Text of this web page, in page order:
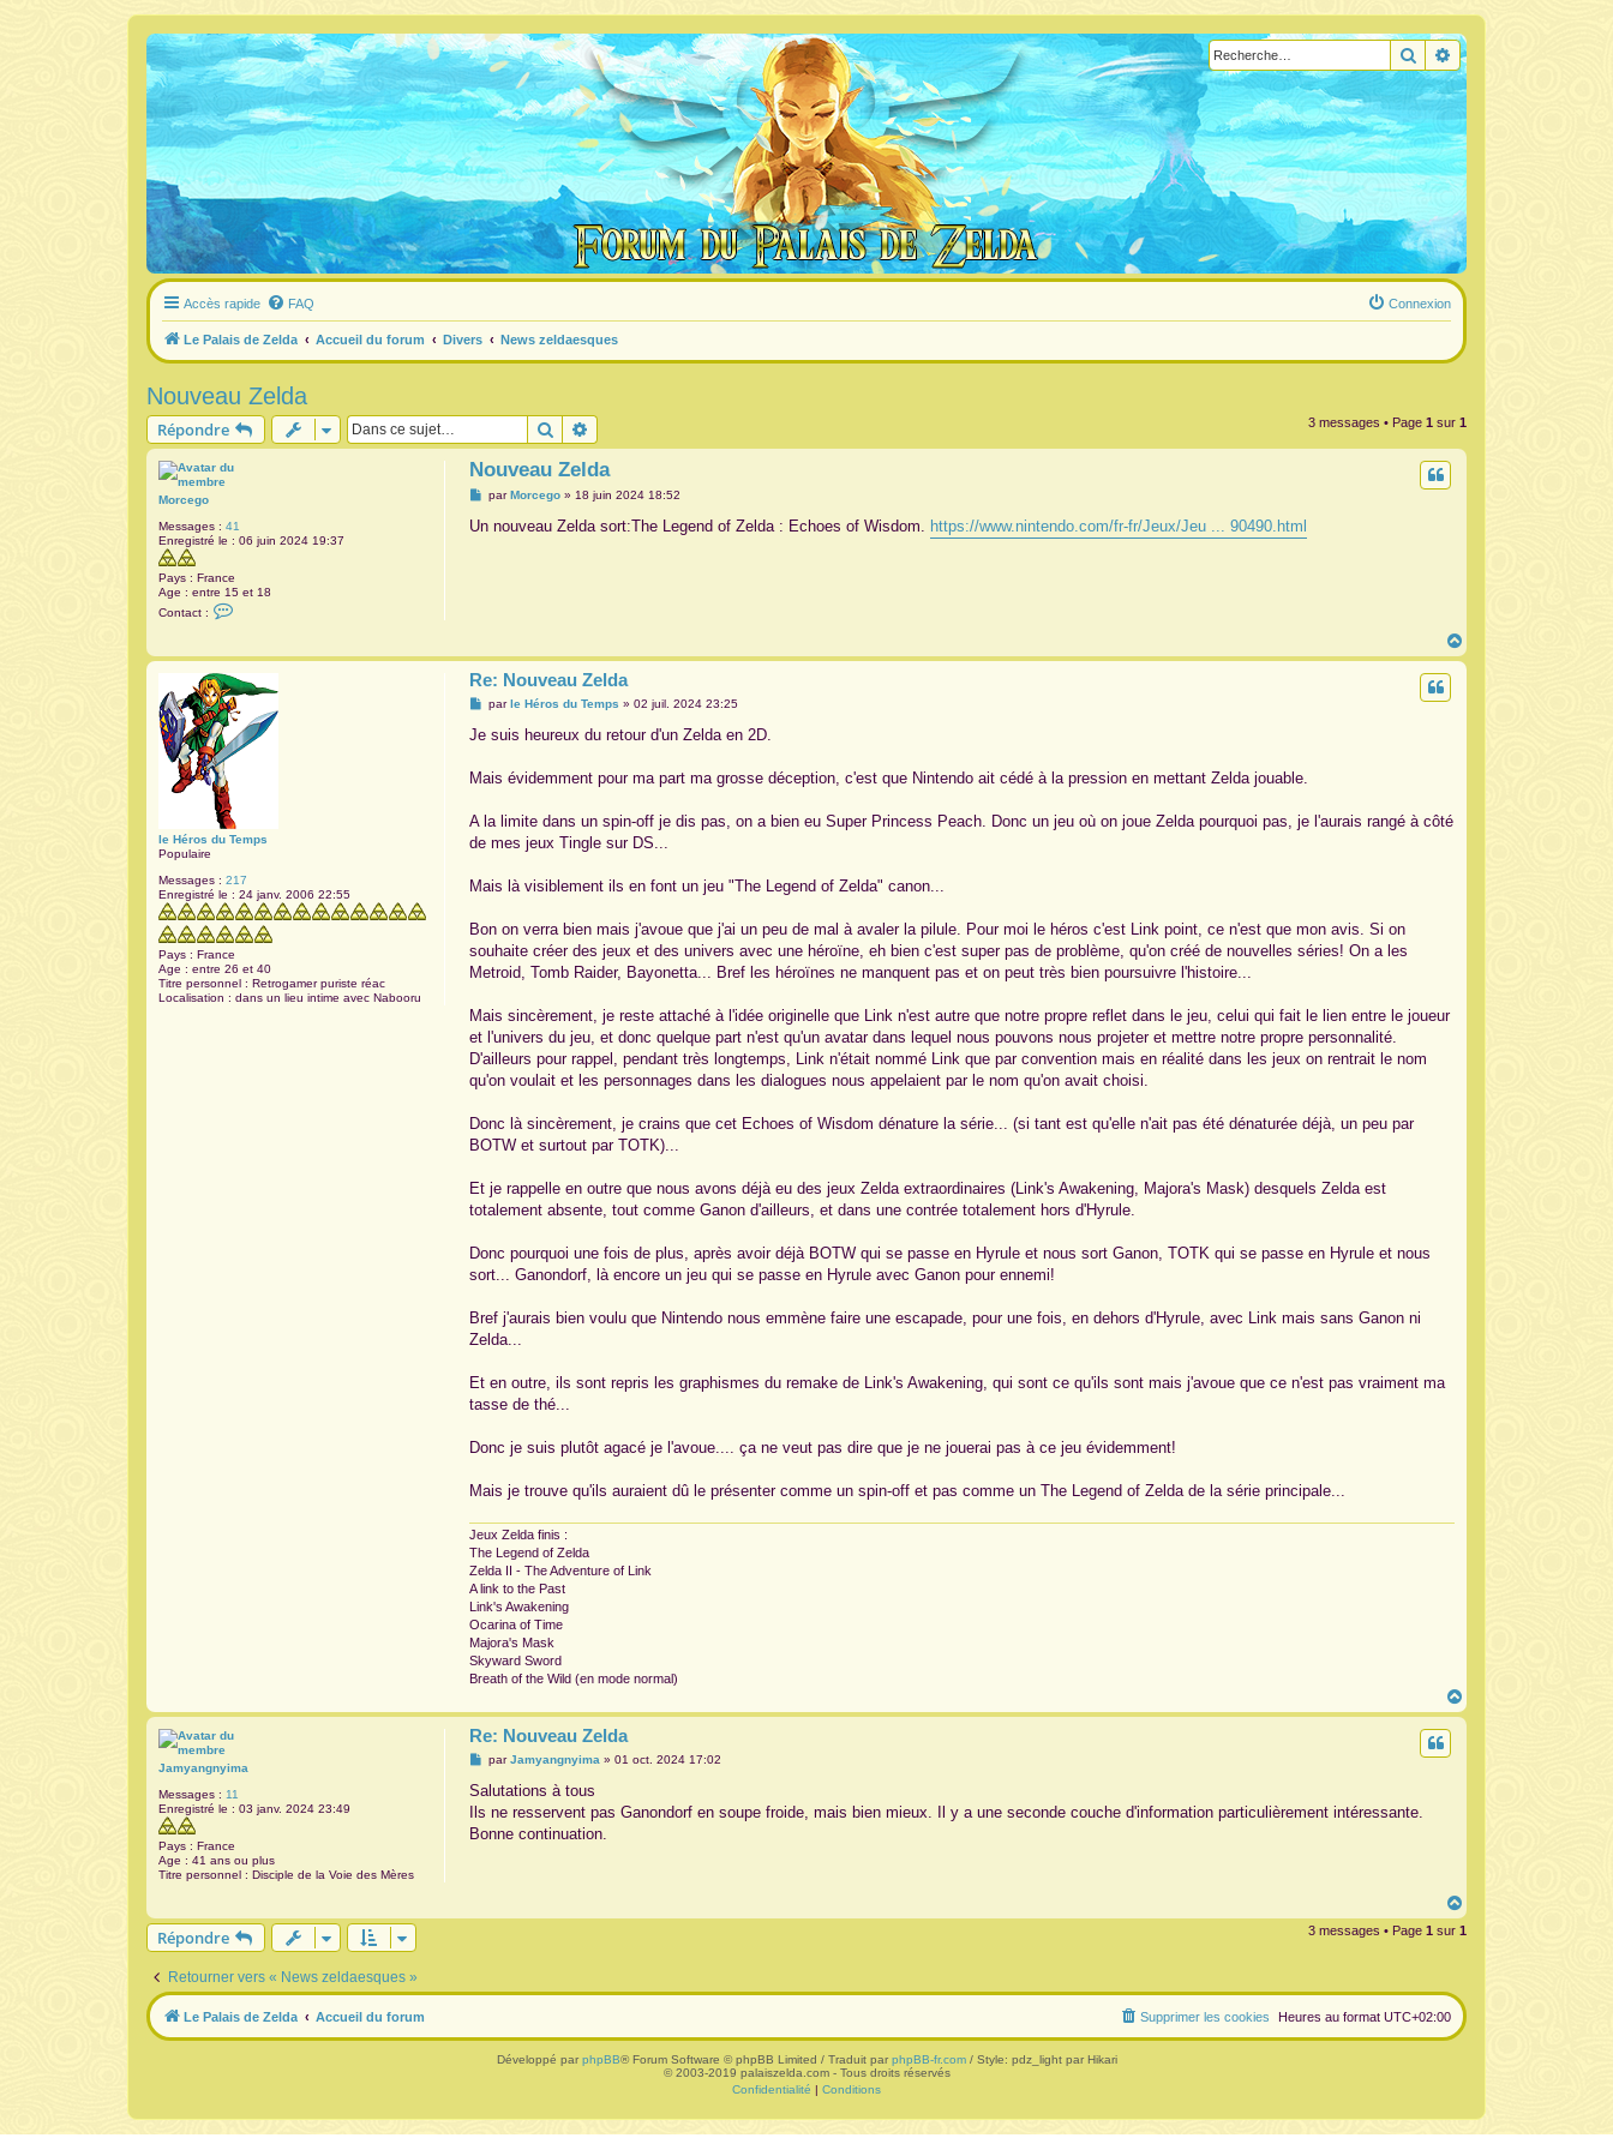
RechercherRecherche avancée
Accès rapide FAQ Connexion
Le Palais de Zelda Accueil du forum Divers News zeldaesques
Nouveau Zelda
Répondre Rechercher 3 messages • Page 1 sur 1
Morcego
Messages : 41
Enregistré le : 06 juin 2024 19:37
Pays : France
Age : entre 15 et 18
Contact :
a
c
t
e
r
M
o
Nouveau Zelda
M
s
parMorcego » 18 juin 2024 18:52
Un nouveau Zelda sort:The Legend of Zelda : Echoes of Wisdom. https://www.nintendo.com/fr-fr/Jeux/Jeu ... 90490.html
a
u
le Héros du Temps
Populaire
Messages : 217
Enregistré le : 24 janv. 2006 22:55
Pays : France
Age : entre 26 et 40
Titre personnel : Retrogamer puriste réac
Localisation : dans un lieu intime avec Nabooru
Re: Nouveau Zelda
M
s
g
parle Héros du Temps »02 juil. 2024 23:25
Je suis heureux du retour d'un Zelda en 2D.
Mais évidemment pour ma part ma grosse déception, c'est que Nintendo ait cédé à la pression en mettant Zelda jouable.
A la limite dans un spin-off je dis pas, on a bien eu Super Princess Peach. Donc un jeu où on joue Zelda pourquoi pas, je l'aurais rangé à côté
de mes jeux Tingle sur DS...
Mais là visiblement ils en font un jeu "The Legend of Zelda" canon...
Bon on verra bien mais j'avoue que j'ai un peu de mal à avaler la pilule. Pour moi le héros c'est Link point, ce n'est que mon avis. Si on
souhaite créer des jeux et des univers avec une héroïne, eh bien c'est super pas de problème, qu'on créé de nouvelles séries! On a les
Metroid, Tomb Raider, Bayonetta... Bref les héroïnes ne manquent pas et on peut très bien poursuivre l'histoire...
Mais sincèrement, je reste attaché à l'idée originelle que Link n'est autre que notre propre reflet dans le jeu, celui qui fait le lien entre le joueur
et l'univers du jeu, et donc quelque part n'est qu'un avatar dans lequel nous pouvons nous projeter et mettre notre propre personnalité.
D'ailleurs pour rappel, pendant très longtemps, Link n'était nommé Link que par convention mais en réalité dans les jeux on rentrait le nom
qu'on voulait et les personnages dans les dialogues nous appelaient par le nom qu'on avait choisi.
Donc là sincèrement, je crains que cet Echoes of Wisdom dénature la série... (si tant est qu'elle n'ait pas été dénaturée déjà, un peu par
BOTW et surtout par TOTK)...
Et je rappelle en outre que nous avons déjà eu des jeux Zelda extraordinaires (Link's Awakening, Majora's Mask) desquels Zelda est
totalement absente, tout comme Ganon d'ailleurs, et dans une contrée totalement hors d'Hyrule.
Donc pourquoi une fois de plus, après avoir déjà BOTW qui se passe en Hyrule et nous sort Ganon, TOTK qui se passe en Hyrule et nous
sort... Ganondorf, là encore un jeu qui se passe en Hyrule avec Ganon pour ennemi!
Bref j'aurais bien voulu que Nintendo nous emmène faire une escapade, pour une fois, en dehors d'Hyrule, avec Link mais sans Ganon ni
Zelda...
Et en outre, ils sont repris les graphismes du remake de Link's Awakening, qui sont ce qu'ils sont mais j'avoue que ce n'est pas vraiment ma
tasse de thé...
Donc je suis plutôt agacé je l'avoue.... ça ne veut pas dire que je ne jouerai pas à ce jeu évidemment!
Mais je trouve qu'ils auraient dû le présenter comme un spin-off et pas comme un The Legend of Zelda de la série principale...
Jeux Zelda finis :
The Legend of Zelda
Zelda II - The Adventure of Link
A link to the Past
Link's Awakening
Ocarina of Time
Majora's Mask
Skyward Sword
Breath of the Wild (en mode normal)
a
u
Jamyangnyima
Messages : 11
Enregistré le : 03 janv. 2024 23:49
Pays : France
Age : 41 ans ou plus
Titre personnel : Disciple de la Voie des Mères
Re: Nouveau Zelda
M
s
a
g
parJamyangnyima »01 oct. 2024 17:02
Salutations à tous
Ils ne resservent pas Ganondorf en soupe froide, mais bien mieux. Il y a une seconde couche d'information particulièrement intéressante.
Bonne continuation.
a
u
Répondre 3 messages • Page 1 sur 1
Retourner vers « News zeldaesques »
Le Palais de Zelda Accueil du forum Heures au format UTC+02:00
Supprimer les cookies
Développé par phpBB® Forum Software © phpBB Limited / Traduit par phpBB-fr.com/ Style: pdz_light par Hikari
© 2003-2019 palaiszelda.com - Tous droits réservés
Confidentialité | Conditions